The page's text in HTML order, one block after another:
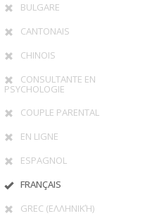
BULGARE
CANTONAIS
CHINOIS
CONSULTANTE EN
PSYCHOLOGIE
COUPLE PARENTAL
EN LIGNE
ESPAGNOL
FRANÇAIS
GREC (ΕΛΛΗΝΙΚΉ)